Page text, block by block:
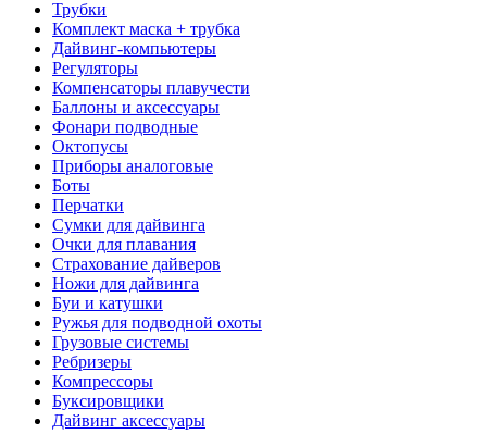
Трубки
Комплект маска + трубка
Дайвинг-компьютеры
Регуляторы
Компенсаторы плавучести
Баллоны и аксессуары
Фонари подводные
Октопусы
Приборы аналоговые
Боты
Перчатки
Сумки для дайвинга
Очки для плавания
Страхование дайверов
Ножи для дайвинга
Буи и катушки
Ружья для подводной охоты
Грузовые системы
Ребризеры
Компрессоры
Буксировщики
Дайвинг аксессуары